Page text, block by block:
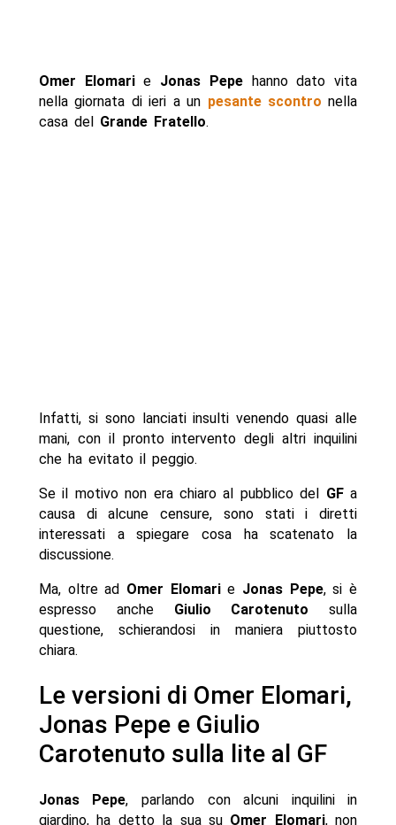
Omer Elomarie Jonas Pepehanno dato vita
nella giornata di ieri a un pesante scontro nella
casa del Grande Fratello.
Infatti, si sono lanciati insulti venendo quasi alle
mani, con il pronto intervento degli altri inquilini
che ha evitato il peggio.
Se il motivo non era chiaro al pubblico del GFa
causa di alcune censure, sono stati i diretti
interessati a spiegare cosa ha scatenato la
discussione.
Ma, oltre ad Omer Elomarie Jonas Pepe, si è
espresso anche Giulio Carotenuto sulla
questione, schierandosi in maniera piuttosto
chiara.
Le versioni di Omer Elomari,
Jonas Pepe e Giulio
Carotenuto sulla lite al GF
Jonas Pepe, parlando con alcuni inquilini in
giardino, ha detto la sua su Omer Elomari, non